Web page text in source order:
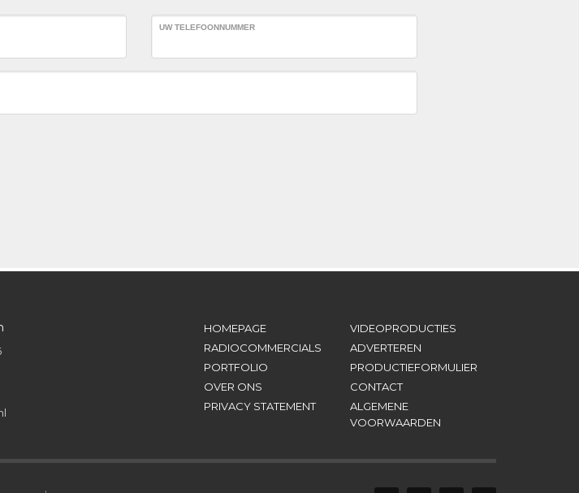
UW TELEFOONNUMMER
HOMEPAGE
VIDEOPRODUCTIES
RADIOCOMMERCIALS
ADVERTEREN
PORTFOLIO
PRODUCTIEFORMULIER
OVER ONS
CONTACT
PRIVACY STATEMENT
ALGEMENE
VOORWAARDEN